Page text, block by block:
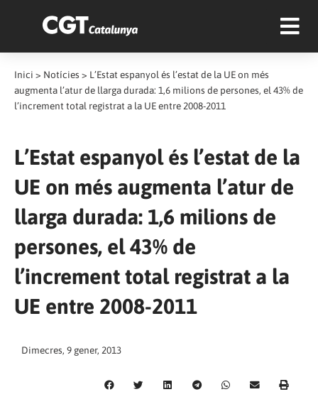
Inici > Notícies > L’Estat espanyol és l’estat de la UE on més
augmenta l’atur de llarga durada: 1,6 milions de persones, el 43% de
l’increment total registrat a la UE entre 2008-2011
L’Estat espanyol és l’estat de la
UE on més augmenta l’atur de
llarga durada: 1,6 milions de
persones, el 43% de
l’increment total registrat a la
UE entre 2008-2011
Dimecres, 9 gener, 2013